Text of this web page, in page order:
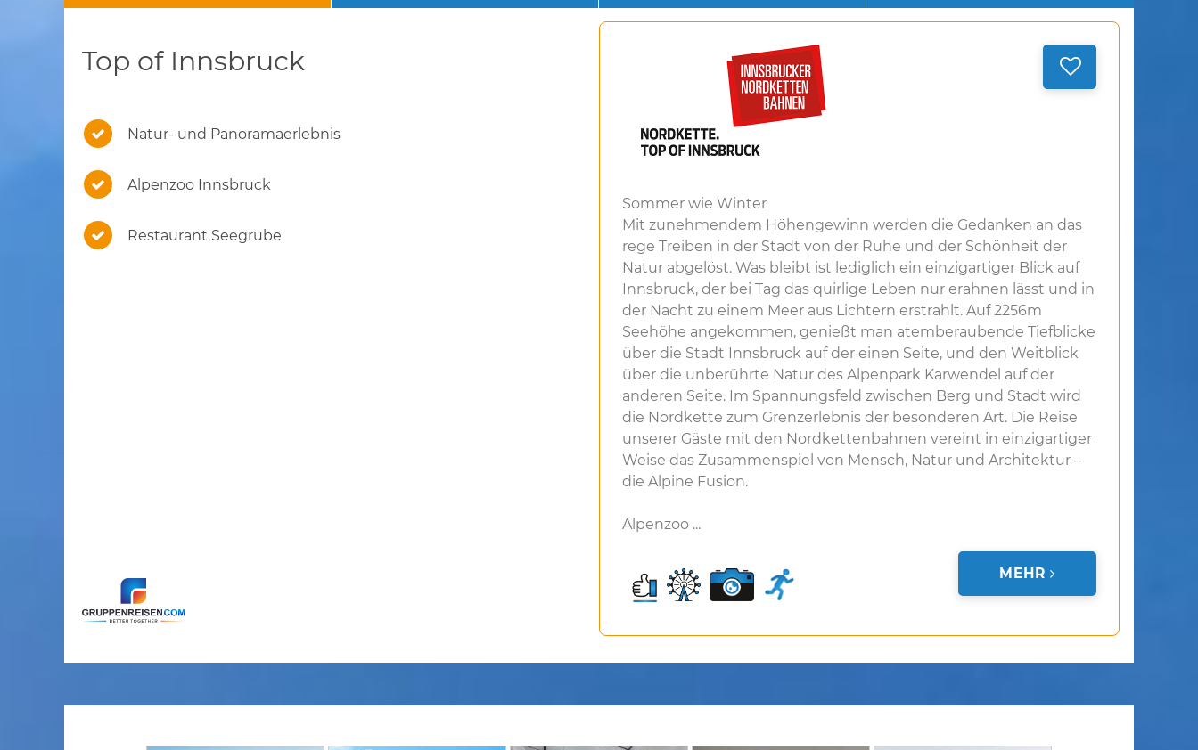
Top of Innsbruck
Natur- und Panoramaerlebnis
Alpenzoo Innsbruck
Restaurant Seegrube
Sommer wie Winter
Mit zunehmendem Höhengewinn werden die Gedanken an das
rege Treiben in der Stadt von der Ruhe und der Schönheit der
Natur abgelöst. Was bleibt ist lediglich ein einzigartiger Blick auf
Innsbruck, der bei Tag das quirlige Leben nur erahnen lässt und in
der Nacht zu einem Meer aus Lichtern erstrahlt. Auf 2256m
Seehöhe angekommen, genießt man atemberaubende Tiefblicke
über die Stadt Innsbruck auf der einen Seite, und den Weitblick
über die unberührte Natur des Alpenpark Karwendel auf der
anderen Seite. Im Spannungsfeld zwischen Berg und Stadt wird
die Nordkette zum Grenzerlebnis der besonderen Art. Die Reise
unserer Gäste mit den Nordkettenbahnen vereint in einzigartiger
Weise das Zusammenspiel von Mensch, Natur und Architektur –
die Alpine Fusion.
Alpenzoo ...
MEHR